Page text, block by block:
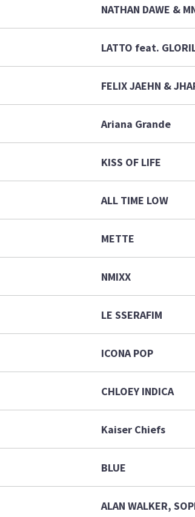
NATHAN DAWE &
LATTO feat.
FELIX JAEHN &
Ariana Grande
KISS OF LIFE
ALL TIME LOW
METTE
NMIXX
LE SSERAFIM
ICONA POP
CHLOEY INDICA
Kaiser Chiefs
BLUE
ALAN WALKER,